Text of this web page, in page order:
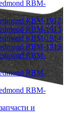
RBM-
RBM-1912
RBM-1913
RBM-1914
RBM-1915
RBM-
RBM-
RBM-
и